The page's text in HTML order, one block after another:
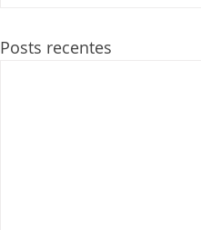
Posts recentes